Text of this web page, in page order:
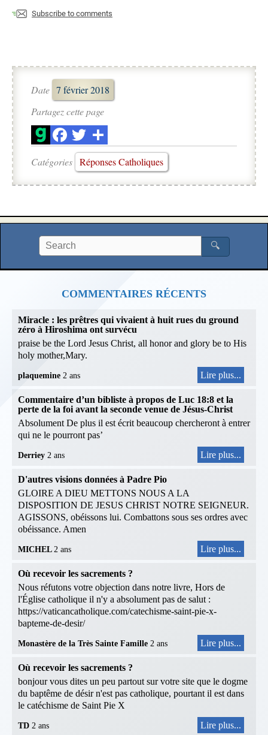
Subscribe to comments
Date 7 février 2018
Partagez cette page
Catégories Réponses Catholiques
🔍
COMMENTAIRES RÉCENTS
Miracle : les prêtres qui vivaient à huit rues du ground
zéro à Hiroshima ont survécu
praise be the Lord Jesus Christ, all honor and glory be to His
holy mother,Mary.
plaquemine 2 ans Lire plus...
Commentaire d’un bibliste à propos de Luc 18:8 et la
perte de la foi avant la seconde venue de Jésus-Christ
Absolument De plus il est écrit beaucoup chercheront à entrer
qui ne le pourront pas’
Derriey 2 ans Lire plus...
D'autres visions données à Padre Pio
GLOIRE A DIEU METTONS NOUS A LA
DISPOSITION DE JESUS CHRIST NOTRE SEIGNEUR.
AGISSONS, obéissons lui. Combattons sous ses ordres avec
obéissance. Amen
MICHEL 2 ans Lire plus...
Où recevoir les sacrements ?
Nous réfutons votre objection dans notre livre, Hors de
l'Église catholique il n'y a absolument pas de salut :
https://vaticancatholique.com/catechisme-saint-pie-x-
bapteme-de-desir/
Monastère de la Très Sainte Famille 2 ans Lire plus...
Où recevoir les sacrements ?
bonjour vous dites un peu partout sur votre site que le dogme
du baptême de désir n'est pas catholique, pourtant il est dans
le catéchisme de Saint Pie X
TD 2 ans Lire plus...